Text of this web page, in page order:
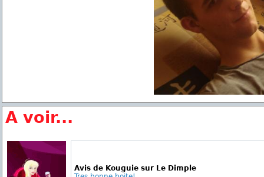
A voir...
Avis de Kouguie sur Le Dimple